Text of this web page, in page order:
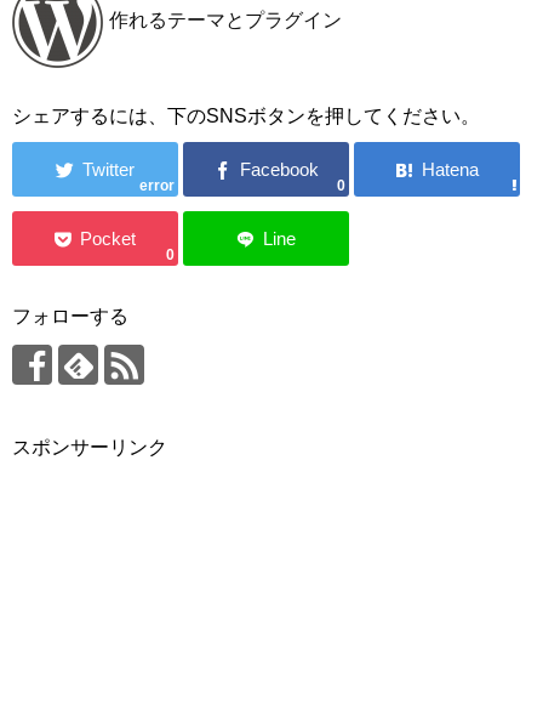
作れるテーマとプラグイン
シェアするには、下のSNSボタンを押してください。
error 0
0
フォローする
スポンサーリンク